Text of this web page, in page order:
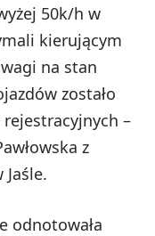
50k/h w
kierującym
na stan
zostało
–
z
odnotowała